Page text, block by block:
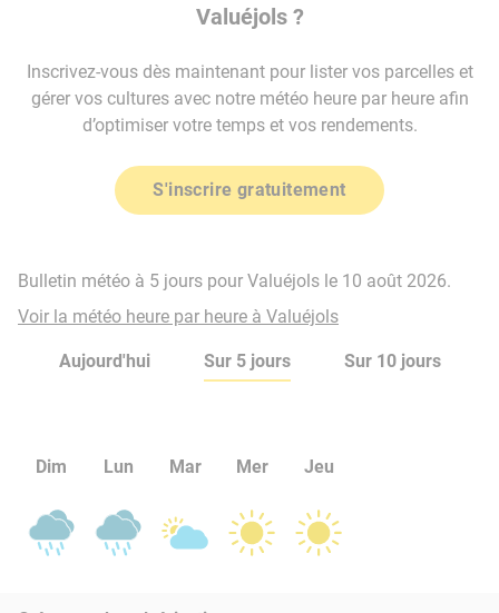
Valuéjols ?
Inscrivez-vous dès maintenant pour lister vos parcelles et
gérer vos cultures avec notre météo heure par heure afin
d’optimiser votre temps et vos rendements.
S'inscrire gratuitement
Bulletin météo à 5 jours pour Valuéjols le 10 août 2026.
Voir la météo heure par heure à Valuéjols
Aujourd'hui Sur 5 jours Sur 10 jours
Dim Lun Mar Mer Jeu